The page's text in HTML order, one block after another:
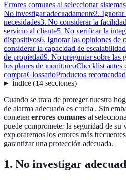
Errores comunes al seleccionar
No investigar adecuadamente2. Ignorar
necesidades3. No considerar la
servicio al cliente5. No verificar la
dispositivos6. Ignorar las opiniones de
considerar la capacidad de escalabilidad
de propiedad9. No preguntar sobre las
los planes de monitoreoChecklist antes
compraGlossarioProductos
Índice(14 secciones)
Cuando se trata de proteger nuestro
de alarma adecuado es crucial. Sin
cometen errores comunes al
puede comprometer la seguridad de
exploraremos los errores más
garantizar una protección adecuada.
1. No investigar